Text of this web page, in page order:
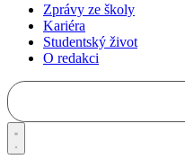
Zprávy ze školy
Kariéra
Studentský život
O redakci